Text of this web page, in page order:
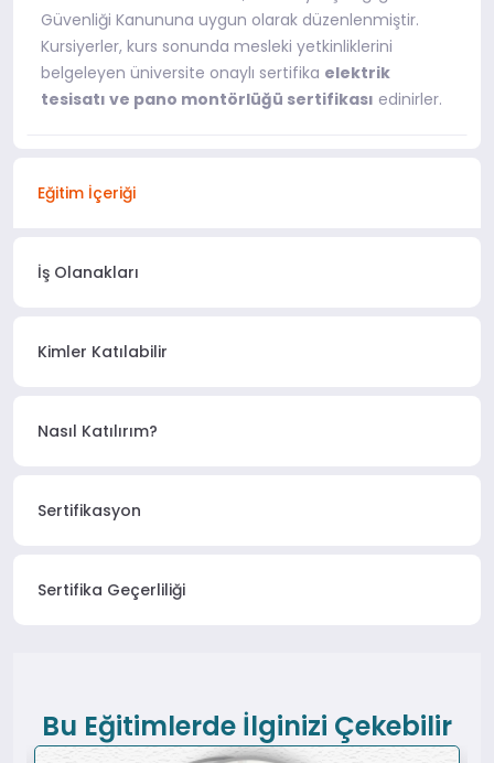
Güvenliği Kanununa uygun olarak düzenlenmiştir.
Kursiyerler, kurs sonunda mesleki yetkinliklerini
belgeleyen üniversite onaylı sertifika elektrik
tesisatı ve pano montörlüğü sertifikası edinirler.
Eğitim İçeriği
İş Olanakları
Kimler Katılabilir
Nasıl Katılırım?
Sertifikasyon
Sertifika Geçerliliği
Bu Eğitimlerde İlginizi Çekebilir